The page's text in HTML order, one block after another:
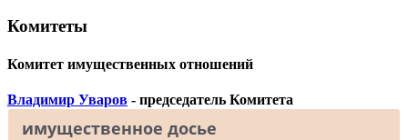
Комитеты
Комитет имущественных отношений
Владимир Уваров - председатель Комитета
имущественное досье